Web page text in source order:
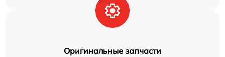
Оригинальные запчасти